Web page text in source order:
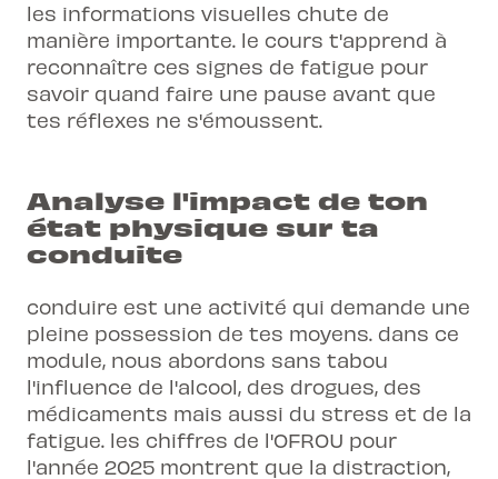
les informations visuelles chute de
manière importante. le cours t'apprend à
reconnaître ces signes de fatigue pour
savoir quand faire une pause avant que
tes réflexes ne s'émoussent.
Analyse l'impact de ton
état physique sur ta
conduite
conduire est une activité qui demande une
pleine possession de tes moyens. dans ce
module, nous abordons sans tabou
l'influence de l'alcool, des drogues, des
médicaments mais aussi du stress et de la
fatigue. les chiffres de l'OFROU pour
l'année 2025 montrent que la distraction,